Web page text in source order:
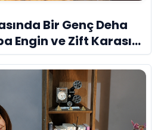
Bir Genç Deha
Engin ve Zift Karası